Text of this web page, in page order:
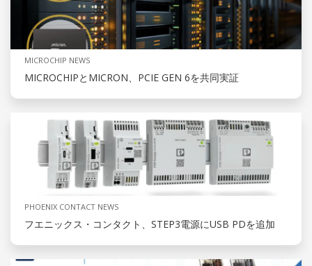
MICROCHIP NEWS
MICROCHIPとMICRON、PCIE GEN 6を共同実証
PHOENIX CONTACT NEWS
フエニックス・コンタクト、STEP3電源にUSB PDを追加